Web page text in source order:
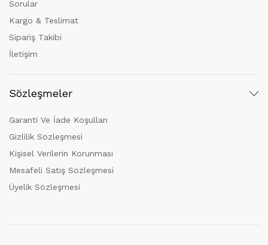
Sorular
Kargo & Teslimat
Sipariş Takibi
İletişim
Sözleşmeler
Garanti Ve İade Koşulları
Gizlilik Sözleşmesi
Kişisel Verilerin Korunması
Mesafeli Satış Sözleşmesi
Üyelik Sözleşmesi